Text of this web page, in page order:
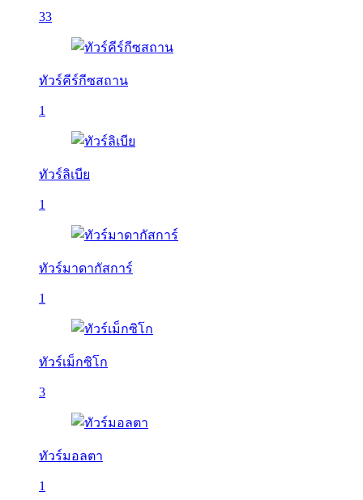
33
ทัวร์คีร์กีซสถาน
1
ทัวร์ลิเบีย
1
ทัวร์มาดากัสการ์
1
ทัวร์เม็กซิโก
3
ทัวร์มอลตา
1